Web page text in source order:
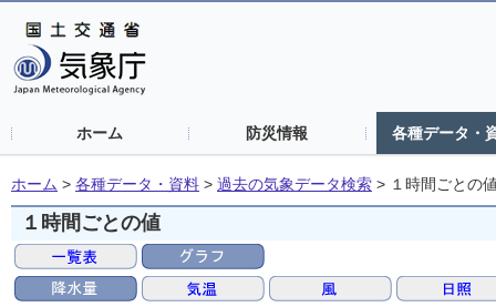
ホーム 防災情報 各種データ・
ホーム > 各種データ・資料 > 過去の気象データ検索 > １時間ごとの
１時間ごとの値